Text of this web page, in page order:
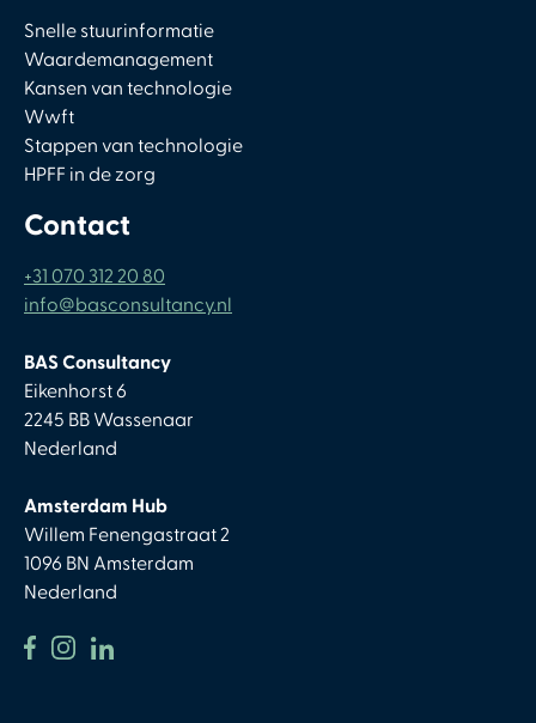
Snelle stuurinformatie
Waardemanagement
Kansen van technologie
Wwft
Stappen van technologie
HPFF in de zorg
Contact
+31 070 312 20 80
info@basconsultancy.nl
BAS Consultancy
Eikenhorst 6
2245 BB Wassenaar
Nederland
Amsterdam Hub
Willem Fenengastraat 2
1096 BN Amsterdam
Nederland